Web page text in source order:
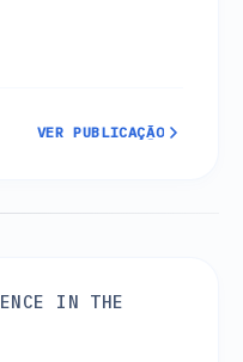
VER PUBLICAÇÃO
IN THE